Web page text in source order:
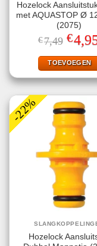
Hozelock
met AQUASTOP Ø
(2075)
€7,49 prijs
was:
€7,49.
€
TOEVOEGEN
-22%
Hozelock